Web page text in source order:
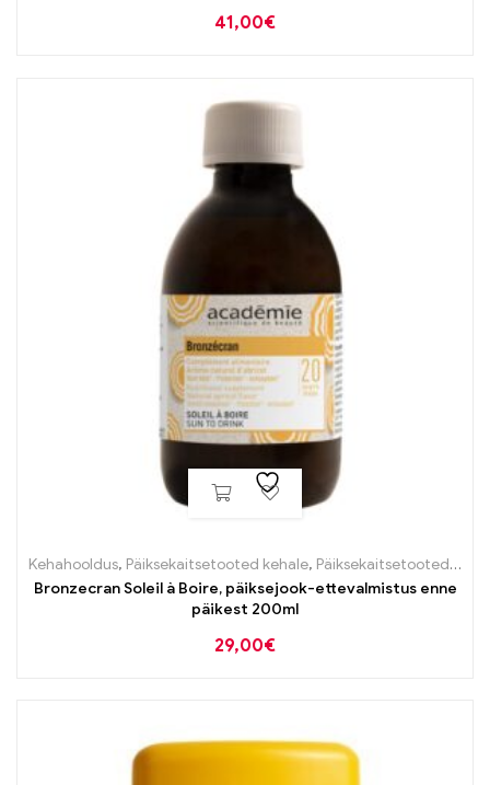
41,00€
Kehahooldus, Päiksekaitsetooted kehale, Päiksekaitsetooted näole
Bronzecran Soleil à Boire, päiksejook-ettevalmistus enne
päikest 200ml
29,00€